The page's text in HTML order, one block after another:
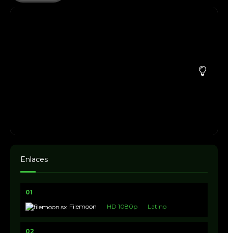
Enlaces
01
Filemoon
HD 1080p Latino
02